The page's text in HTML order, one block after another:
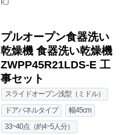
商品コード
食器洗い乾燥機 NP-45V
D9S工事セット
スライドオープン深型（ディープ）
ドアパネルタイプ
幅45cm
44~48点（約6人分）
133,446円(税込)